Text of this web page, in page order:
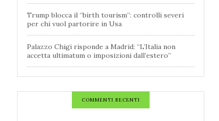
Trump blocca il “birth tourism”: controlli severi
per chi vuol partorire in Usa
Palazzo Chigi risponde a Madrid: “L’Italia non
accetta ultimatum o imposizioni dall’estero”
COMMENTI RECENTI